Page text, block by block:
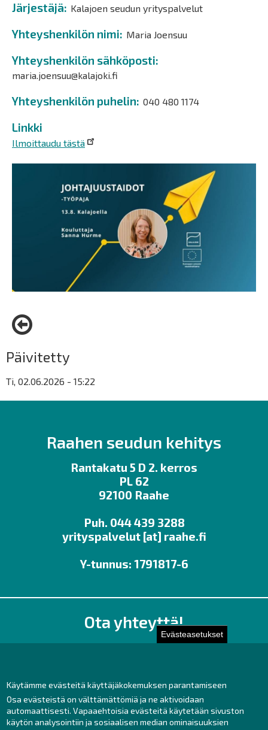
Evästeasetukset
Käytämme evästeitä käyttäjäkokemuksen parantamiseen
Osa evästeistä on välttämättömiä ja ne aktivoidaan
automaattisesti. Vapaaehtoisia evästeitä käytetään sivuston
käytön analysointiin ja sosiaalisen median ominaisuuksien
Järjestäjä Kalajoen seudun yrityspalvelut
Yhteyshenkilön nimi Maria Joensuu
Yhteyshenkilön sähköposti
maria.joensuu@kalajoki.fi
Yhteyshenkilön puhelin 040 480 1174
Linkki
Ilmoittaudu tästä
Päivitetty
Ti, 02.06.2026 - 15:22
Raahen seudun kehitys
Rantakatu 5 D 2. kerros
PL 62
92100 Raahe
Puh. 044 439 3288
yrityspalvelut[at] raahe.fi
Y-tunnus: 1791817-6
Ota yhteyttä!
Toimisto
Facebook
Instagram